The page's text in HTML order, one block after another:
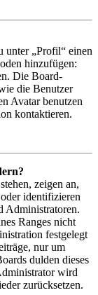
unter „Profil“ einen
hinzufügen:
Die Board-
die Benutzer
Avatar benutzen
kontaktieren.
zeigen an,
identifizieren
Administratoren.
Ranges nicht
festgelegt
nur um
dulden dieses
wird
zurücksetzen.